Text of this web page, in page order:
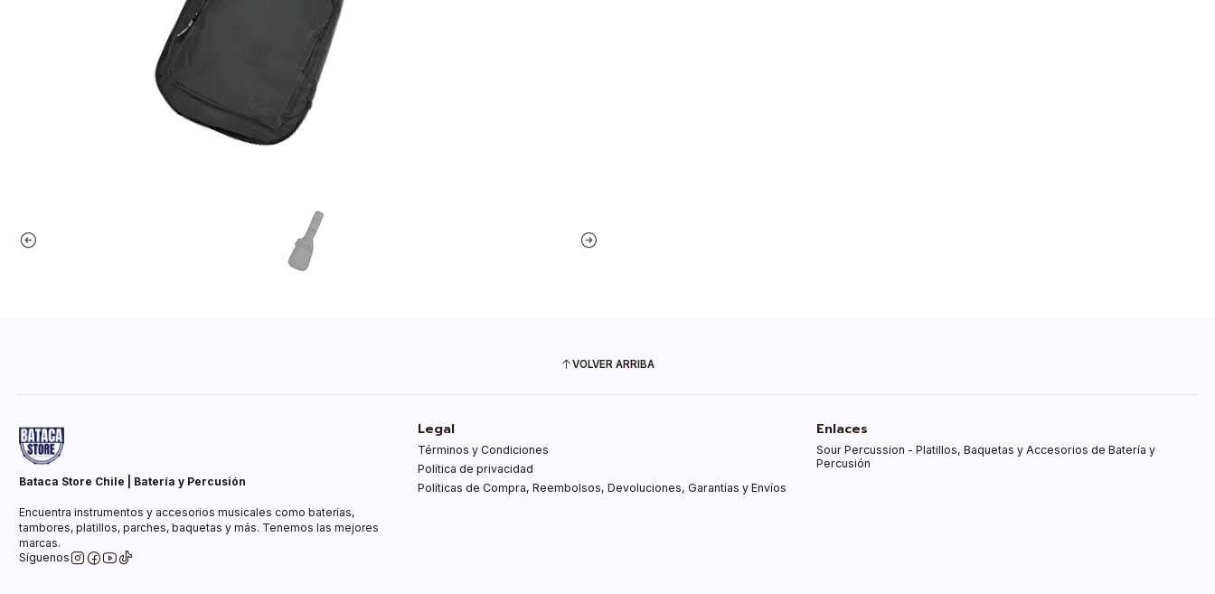
VOLVER ARRIBA
Bataca Store Chile | Batería y Percusión
Encuentra instrumentos y accesorios musicales como baterías,
tambores, platillos, parches, baquetas y más. Tenemos las mejores
marcas.
Síguenos
Legal
Términos y Condiciones
Política de privacidad
Políticas de Compra, Reembolsos, Devoluciones, Garantías y Envíos
Enlaces
Sour Percussion - Platillos, Baquetas y Accesorios de Batería y
Percusión